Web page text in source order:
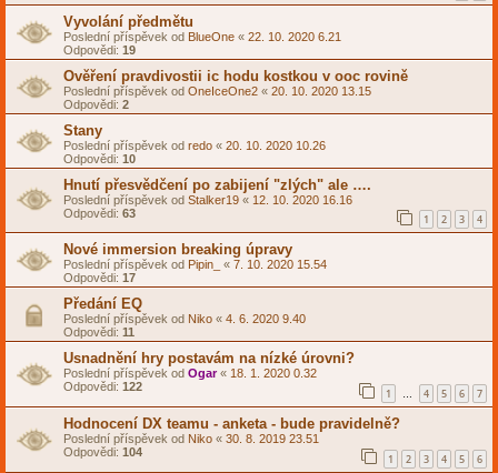
Vyvolání předmětu
Poslední příspěvek od BlueOne « 22. 10. 2020 6.21
Odpovědi: 19
Ověření pravdivostii ic hodu kostkou v ooc rovině
Poslední příspěvek od OneIceOne2 « 20. 10. 2020 13.15
Odpovědi: 2
Stany
Poslední příspěvek od redo « 20. 10. 2020 10.26
Odpovědi: 10
Hnutí přesvědčení po zabijení "zlých" ale ….
Poslední příspěvek od Stalker19 « 12. 10. 2020 16.16
Odpovědi: 63 1 2 3 4
Nové immersion breaking úpravy
Poslední příspěvek od Pipin_ « 7. 10. 2020 15.54
Odpovědi: 17
Předání EQ
Poslední příspěvek od Niko « 4. 6. 2020 9.40
Odpovědi: 11
Usnadnění hry postavám na nízké úrovni?
Poslední příspěvek od Ogar« 18. 1. 2020 0.32
Odpovědi: 122 1 … 4 5 6 7
Hodnocení DX teamu - anketa - bude pravidelně?
Poslední příspěvek od Niko « 30. 8. 2019 23.51
Odpovědi: 104 1 2 3 4 5 6